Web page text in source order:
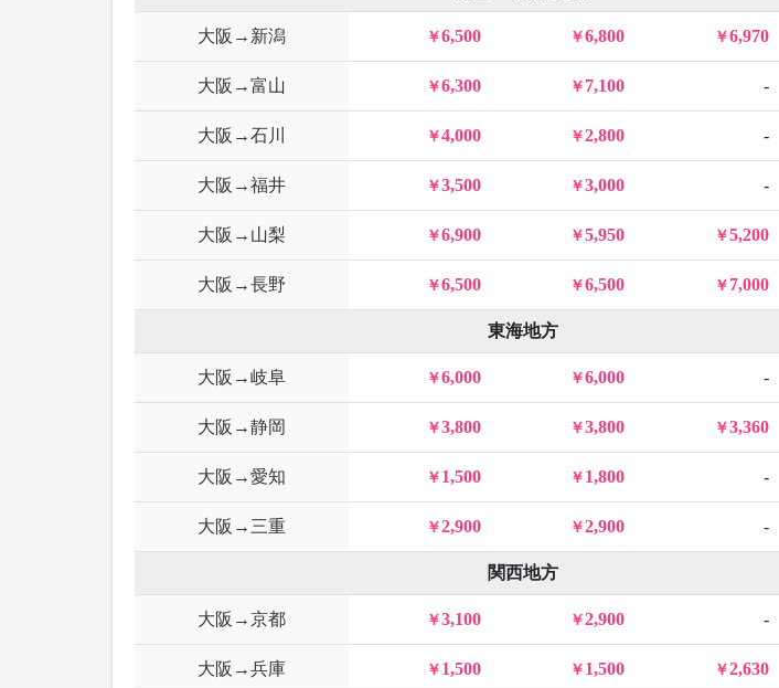
大阪→新潟 6,500 6,800 6,970
大阪→富山 6,300 7,100 -
大阪→石川 4,000 2,800 -
大阪→福井 3,500 3,000 -
大阪→山梨 6,900 5,950 5,200
大阪→長野 6,500 6,500 7,000
東海地方
大阪→岐阜 6,000 6,000 -
大阪→静岡 3,800 3,800 3,360
大阪→愛知 1,500 1,800 -
大阪→三重 2,900 2,900 -
関西地方
大阪→京都 3,100 2,900 -
大阪→兵庫 1,500 1,500 2,630